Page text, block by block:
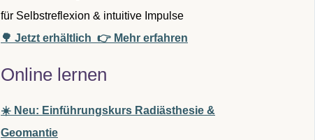
für Selbstreflexion & intuitive Impulse
🌳 Jetzt erhältlich 👉 Mehr erfahren
Online lernen
☀️ Neu: Einführungskurs Radiästhesie &
Geomantie